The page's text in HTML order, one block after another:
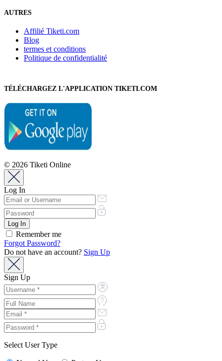
AUTRES
Affilié Tiketi.com
Blog
termes et conditions
Politique de confidentialité
TÉLÉCHARGEZ L'APPLICATION TIKETI.COM
© 2026 Tiketi Online
Log In
Remember me
Forgot Password?
Do not have an account? Sign Up
Sign Up
Select User Type